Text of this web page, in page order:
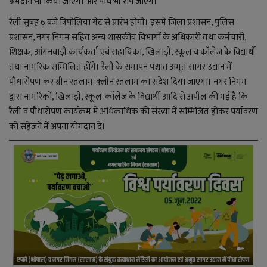
Language
English Hiindi
रैली सुबह 6 बजे त्रिपोलिया गेट से प्रारंभ होगी। इसमें जिला प्रशासन, पुलिस
प्रशासन, नगर निगम सहित अन्य शासकीय विभागों के अधिकारी तथा कर्मचारी,
शिक्षक, आंगनवाड़ी कार्यकर्ता एवं सहायिका, खिलाड़ी, स्कूल व कॉलेज के विद्यार्थी
तथा नागरिक सम्मिलित होंगे। रैली के समापन पश्चात अमृत सागर उद्यान में
पौधारोपण कर ग्रीन रतलाम-क्लीन रतलाम का संदेश दिया जाएगा। नगर निगम
द्वारा नागरिकों, खिलाड़ी, स्कूल-कॉलेज के विद्यार्थी आदि से अपील की गई है कि
रैली व पौधारोपण कार्यक्रम में अधिकाधिक की संख्या में सम्मिलित होकर पर्यावरण
को सहेजने में अपना योगदान दें।